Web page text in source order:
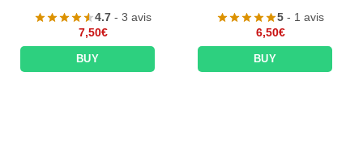
4.7 - 3 avis
7,50€
BUY
5 - 1 avis
6,50€
BUY